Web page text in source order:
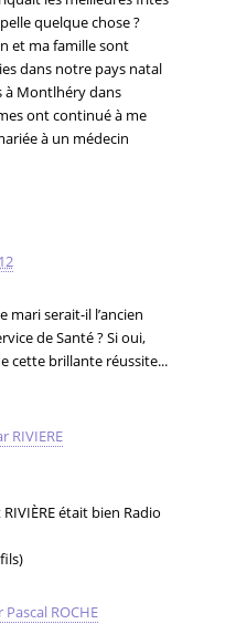
quelque chose ?
et ma famille sont
dans notre pays natal
à Montlhéry dans
ont continué à me
à un médecin
mari serait-il l’ancien
de Santé ? Si oui,
cette brillante réussite...
RIVIERE
était bien Radio
Pascal ROCHE